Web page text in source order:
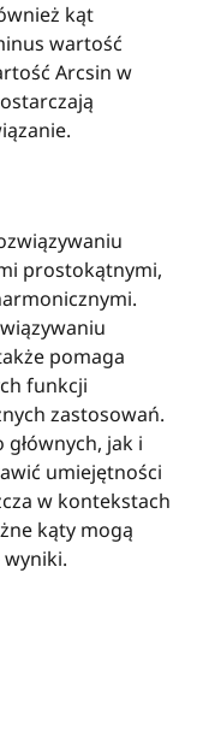
kąt
wartość
Arcsin w
prostokątnymi,
pomaga
funkcji
zastosowań.
jak i
umiejętności
w kontekstach
kąty mogą